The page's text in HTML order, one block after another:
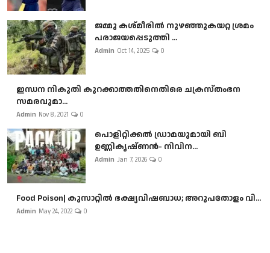
ജമ്മു കശ്മീരിൽ നുഴഞ്ഞുകയറ്റ ശ്രമം
പരാജയപ്പെടുത്തി ...
Admin Oct 14, 2025 0
ഇന്ധന നികുതി കുറക്കാത്തതിനെതിരെ ചക്രസ്തംഭന
സമരവുമാ...
Admin Nov 8, 2021 0
പൊളിറ്റിക്കല്‍ ഡ്രാമയുമായി ബി
ഉണ്ണികൃഷ്ണന്‍- നിവിന...
Admin Jan 7, 2026 0
Food Poison| കുസാറ്റില്‍ ഭക്ഷ്യവിഷബാധ; അറുപതോളം വി...
Admin May 24, 2022 0